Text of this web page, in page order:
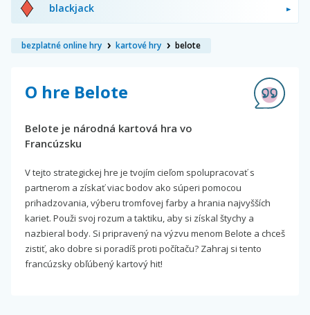
blackjack
bezplatné online hry kartové hry belote
O hre Belote
Belote je národná kartová hra vo
Francúzsku
V tejto strategickej hre je tvojím cieľom spolupracovať s
partnerom a získať viac bodov ako súperi pomocou
prihadzovania, výberu tromfovej farby a hrania najvyšších
kariet. Použi svoj rozum a taktiku, aby si získal štychy a
nazbieral body. Si pripravený na výzvu menom Belote a chceš
zistiť, ako dobre si poradíš proti počítaču? Zahraj si tento
francúzsky obľúbený kartový hit!